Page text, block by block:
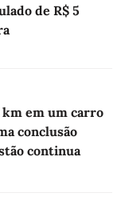
de R$ 5
em um carro
conclusão
continua